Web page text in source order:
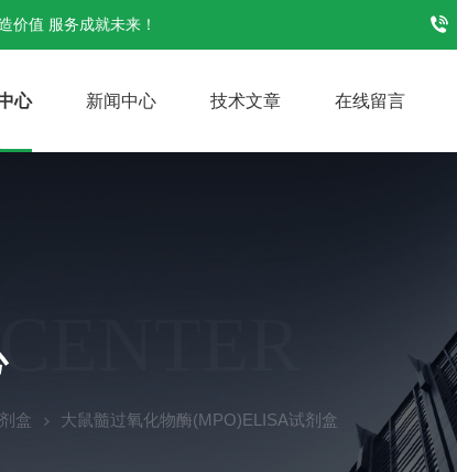
价值 服务成就未来！
心 新闻中心 技术文章 在线留言
盒 大鼠髓过氧化物酶(MPO)ELISA试剂盒